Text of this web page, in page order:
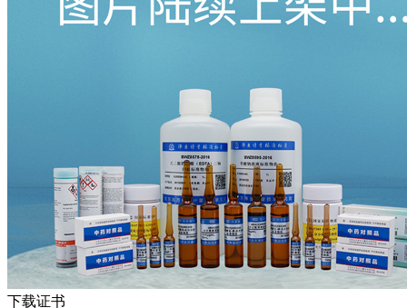
下载证书